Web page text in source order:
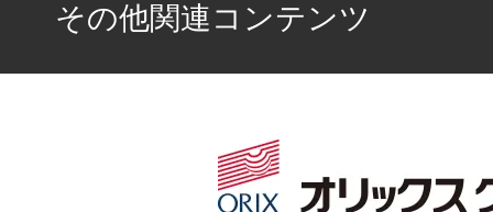
その他関連コンテンツ